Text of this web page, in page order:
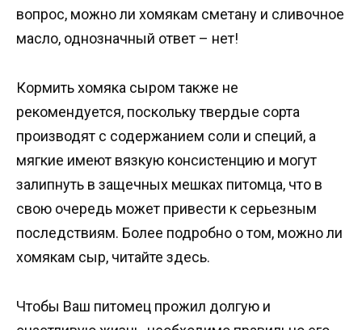
вопрос, можно ли хомякам сметану и сливочное
масло, однозначный ответ – нет!
Кормить хомяка сыром также не
рекомендуется, поскольку твердые сорта
производят с содержанием соли и специй, а
мягкие имеют вязкую консистенцию и могут
залипнуть в защечных мешках питомца, что в
свою очередь может привести к серьезным
последствиям. Более подробно о том, можно ли
хомякам сыр, читайте здесь.
Чтобы Ваш питомец прожил долгую и